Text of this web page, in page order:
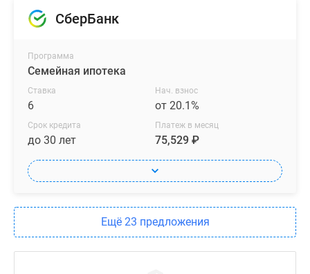
СберБанк
Программа
Семейная ипотека
Ставка
6
Нач. взнос
от 20.1%
Срок кредита
до 30 лет
Платеж в месяц
75,529 ₽
Ещё 23 предложения